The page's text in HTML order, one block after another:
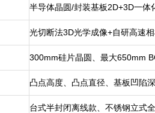
半导体晶圆/封装基板2D+3D一体
光切断法3D光学成像+自研高速
300mm硅片晶圆、最大650mm
凸点高度、凸点直径、基板凹陷
台式半封闭离线款、不锈钢立式